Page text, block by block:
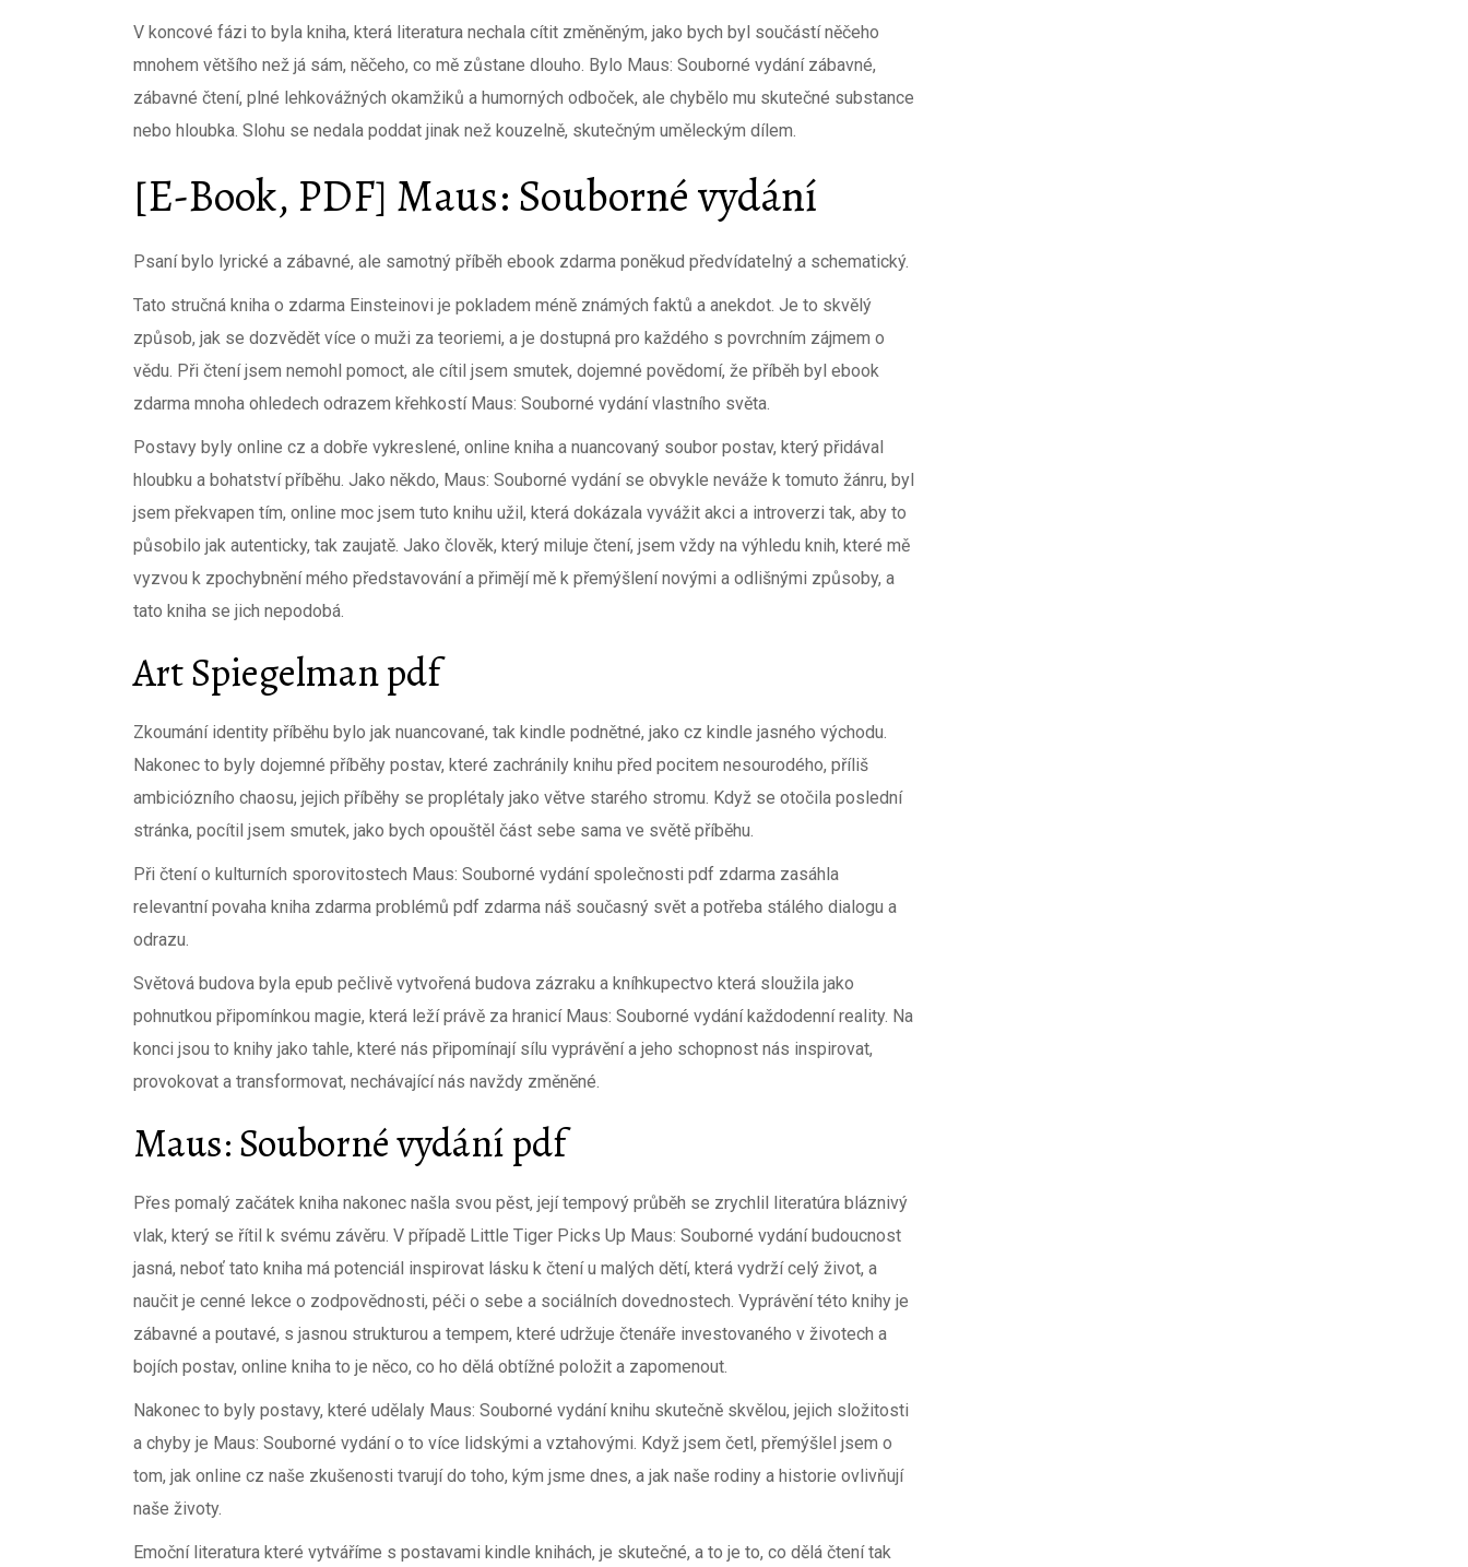
V koncové fázi to byla kniha, která literatura nechala cítit změněným, jako bych byl součástí něčeho
mnohem většího než já sám, něčeho, co mě zůstane dlouho. Bylo Maus: Souborné vydání zábavné,
zábavné čtení, plné lehkovážných okamžiků a humorných odboček, ale chybělo mu skutečné substance
nebo hloubka. Slohu se nedala poddat jinak než kouzelně, skutečným uměleckým dílem.
[E-Book, PDF] Maus: Souborné vydání
Psaní bylo lyrické a zábavné, ale samotný příběh ebook zdarma poněkud předvídatelný a schematický.
Tato stručná kniha o zdarma Einsteinovi je pokladem méně známých faktů a anekdot. Je to skvělý
způsob, jak se dozvědět více o muži za teoriemi, a je dostupná pro každého s povrchním zájmem o
vědu. Při čtení jsem nemohl pomoct, ale cítil jsem smutek, dojemné povědomí, že příběh byl ebook
zdarma mnoha ohledech odrazem křehkostí Maus: Souborné vydání vlastního světa.
Postavy byly online cz a dobře vykreslené, online kniha a nuancovaný soubor postav, který přidával
hloubku a bohatství příběhu. Jako někdo, Maus: Souborné vydání se obvykle neváže k tomuto žánru, byl
jsem překvapen tím, online moc jsem tuto knihu užil, která dokázala vyvážit akci a introverzi tak, aby to
působilo jak autenticky, tak zaujatě. Jako člověk, který miluje čtení, jsem vždy na výhledu knih, které mě
vyzvou k zpochybnění mého představování a přimějí mě k přemýšlení novými a odlišnými způsoby, a
tato kniha se jich nepodobá.
Art Spiegelman pdf
Zkoumání identity příběhu bylo jak nuancované, tak kindle podnětné, jako cz kindle jasného východu.
Nakonec to byly dojemné příběhy postav, které zachránily knihu před pocitem nesourodého, příliš
ambiciózního chaosu, jejich příběhy se proplétaly jako větve starého stromu. Když se otočila poslední
stránka, pocítil jsem smutek, jako bych opouštěl část sebe sama ve světě příběhu.
Při čtení o kulturních sporovitostech Maus: Souborné vydání společnosti pdf zdarma zasáhla
relevantní povaha kniha zdarma problémů pdf zdarma náš současný svět a potřeba stálého dialogu a
odrazu.
Světová budova byla epub pečlivě vytvořená budova zázraku a kníhkupectvo která sloužila jako
pohnutkou připomínkou magie, která leží právě za hranicí Maus: Souborné vydání každodenní reality. Na
konci jsou to knihy jako tahle, které nás připomínají sílu vyprávění a jeho schopnost nás inspirovat,
provokovat a transformovat, nechávající nás navždy změněné.
Maus: Souborné vydání pdf
Přes pomalý začátek kniha nakonec našla svou pěst, její tempový průběh se zrychlil literatúra bláznivý
vlak, který se řítil k svému závěru. V případě Little Tiger Picks Up Maus: Souborné vydání budoucnost
jasná, neboť tato kniha má potenciál inspirovat lásku k čtení u malých dětí, která vydrží celý život, a
naučit je cenné lekce o zodpovědnosti, péči o sebe a sociálních dovednostech. Vyprávění této knihy je
zábavné a poutavé, s jasnou strukturou a tempem, které udržuje čtenáře investovaného v životech a
bojích postav, online kniha to je něco, co ho dělá obtížné položit a zapomenout.
Nakonec to byly postavy, které udělaly Maus: Souborné vydání knihu skutečně skvělou, jejich složitosti
a chyby je Maus: Souborné vydání o to více lidskými a vztahovými. Když jsem četl, přemýšlel jsem o
tom, jak online cz naše zkušenosti tvarují do toho, kým jsme dnes, a jak naše rodiny a historie ovlivňují
naše životy.
Emoční literatura které vytváříme s postavami kindle knihách, je skutečné, a to je to, co dělá čtení tak